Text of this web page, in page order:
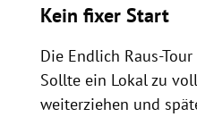
Kein fixer Start
Die Endlich Raus-
Sollte ein Lokal zu
weiterziehen und